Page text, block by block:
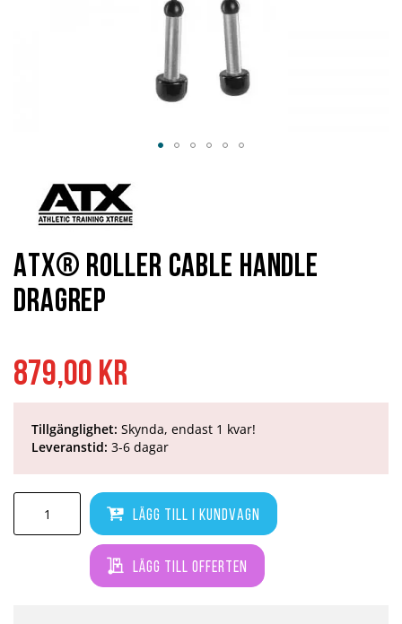
879,00 kr
Lägg till i kundvagn
Lägg till offerten
Tillgänglighet: Skynda, endast 1 kvar!
Leveranstid: 3-6 dagar
ATX® Roller Cable Handle
Dragrep
början
bildgalleriet